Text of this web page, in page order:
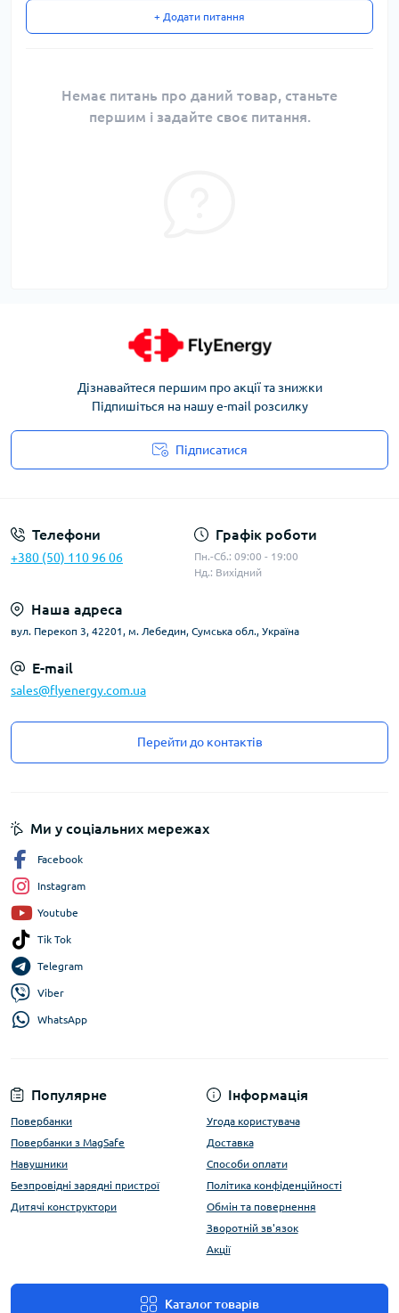
+ Додати питання
Немає питань про даний товар, станьте
першим і задайте своє питання.
Дізнавайтеся першим про акції та знижки
Підпишіться на нашу e-mail розсилку
Підписатися
Телефони
+380 (50) 110 96 06
Графік роботи
Пн.-Сб.: 09:00 - 19:00
Нд.: Вихідний
Наша адреса
вул. Перекоп 3, 42201, м. Лебедин, Сумська обл., Україна
E-mail
sales@flyenergy.com.ua
Перейти до контактів
Популярне
Повербанки
Повербанки з MagSafe
Навушники
Безпровідні зарядні пристрої
Дитячі конструктори
Інформація
Угода користувача
Доставка
Способи оплати
Політика конфіденційності
Обмін та повернення
Зворотній зв'язок
Акції
Каталог товарів
Ми у соціальних мережах
Facebook
Instagram
Youtube
Tik Tok
Telegram
Viber
WhatsApp